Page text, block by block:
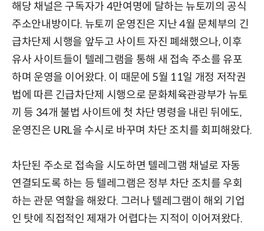
해당 채널은 구독자가 4만여명에 달하는 뉴토끼의 공식
주소안내방이다. 뉴토끼 운영진은 지난 4월 문체부의 긴
급차단제 시행을 앞두고 사이트 자진 폐쇄했으나, 이후
유사 사이트들이 텔레그램을 통해 새 접속 주소를 유포
하며 운영을 이어왔다. 이 때문에 5월 11일 개정 저작권
법에 따른 긴급차단제 시행으로 문화체육관광부가 뉴토
끼 등 34개 불법 사이트에 첫 차단 명령을 내린 뒤에도,
운영진은 URL을 수시로 바꾸며 차단 조치를 회피해왔다.
차단된 주소로 접속을 시도하면 텔레그램 채널로 자동
연결되도록 하는 등 텔레그램은 정부 차단 조치를 우회
하는 관문 역할을 해왔다. 그러나 텔레그램이 해외 기업
인 탓에 직접적인 제재가 어렵다는 지적이 이어져왔다.